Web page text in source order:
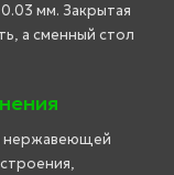
мм. Закрытая
а сменный стол
нержавеющей